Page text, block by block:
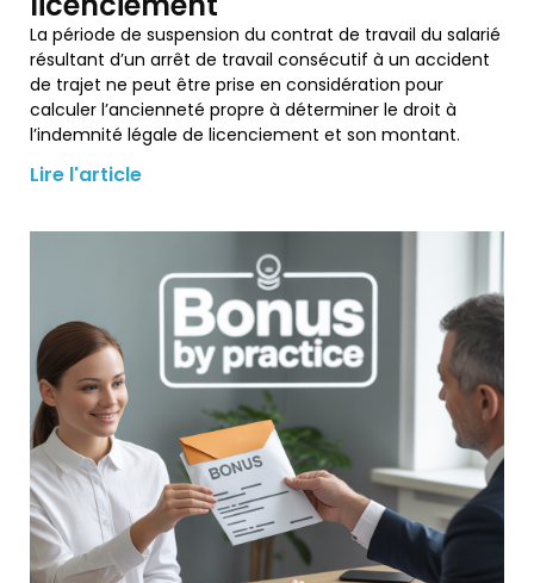
La période de suspension du contrat de travail du salarié
résultant d’un arrêt de travail consécutif à un accident
de trajet ne peut être prise en considération pour
calculer l’ancienneté propre à déterminer le droit à
l’indemnité légale de licenciement et son montant.
Lire l'article